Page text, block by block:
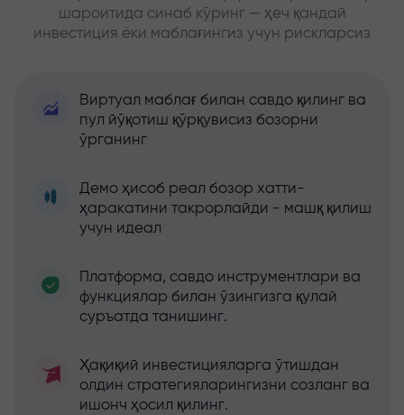
шароитида синаб кўринг — ҳеч қандай
инвестиция ёки маблағингиз учун рискларсиз
Виртуал маблағ билан савдо қилинг ва
пул йўқотиш қўрқувисиз бозорни
ўрганинг
Демо ҳисоб реал бозор хатти-
ҳаракатини такрорлайди - машқ қилиш
учун идеал
Платформа, савдо инструментлари ва
функциялар билан ўзингизга қулай
суръатда танишинг.
Ҳақиқий инвестицияларга ўтишдан
олдин стратегияларингизни созланг ва
ишонч ҳосил қилинг.